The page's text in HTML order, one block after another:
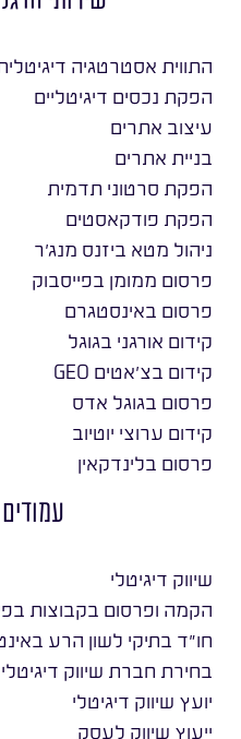
התווית אסטרטגיה
הפקת נכסים דיגיטליים
עיצוב אתרים
בניית אתרים
הפקת סרטוני תדמית
הפקת פודקאסטים
ניהול מטא ביזנס מנג׳ר
פרסום ממומן בפייסבוק
פרסום באינסטגרם
קידום אורגני בגוגל
קידום בצ׳אטים GEO
פרסום בגוגל אדס
קידום ערוצי יוטיוב
פרסום בלינדקאין
שיווק דיגיטלי
הקמה ופרסום בקבוצות
חו״ד בתיקי לשון הרע
בחירת חברת שיווק דיגיטלי
יועץ שיווק דיגיטלי
ייעוץ שיווק לעסק